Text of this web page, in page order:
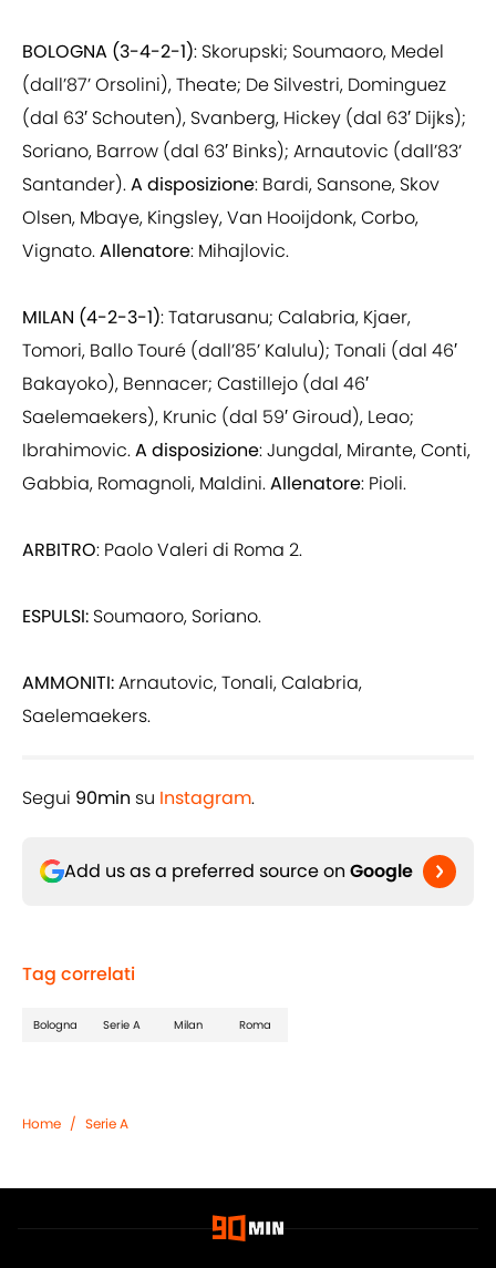
BOLOGNA (3-4-2-1): Skorupski; Soumaoro, Medel
(dall’87’ Orsolini), Theate; De Silvestri, Dominguez
(dal 63′ Schouten), Svanberg, Hickey (dal 63′ Dijks);
Soriano, Barrow (dal 63′ Binks); Arnautovic (dall’83’
Santander).A disposizione: Bardi, Sansone, Skov
Olsen, Mbaye, Kingsley, Van Hooijdonk, Corbo,
Vignato.Allenatore: Mihajlovic.
MILAN (4-2-3-1): Tatarusanu; Calabria, Kjaer,
Tomori, Ballo Touré (dall’85’ Kalulu); Tonali (dal 46′
Bakayoko), Bennacer; Castillejo (dal 46′
Saelemaekers), Krunic (dal 59′ Giroud), Leao;
Ibrahimovic.A disposizione: Jungdal, Mirante, Conti,
Gabbia, Romagnoli, Maldini.Allenatore: Pioli.
ARBITRO: Paolo Valeri di Roma 2.
ESPULSI: Soumaoro, Soriano.
AMMONITI:Arnautovic, Tonali, Calabria,
Saelemaekers.
Segui 90min su Instagram.
Add us as a preferred source on Google
Tag correlati
Bologna Serie A Milan Roma
Home / Serie A